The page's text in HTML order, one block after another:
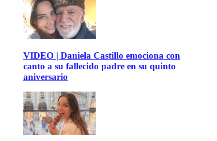
VIDEO | Daniela Castillo emociona con
canto a su fallecido padre en su quinto
aniversario